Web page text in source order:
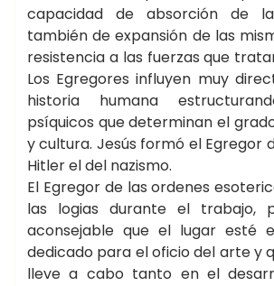
capacidad de absorción de
también de expansión de las
resistencia a las fuerzas que
Los Egregores influyen muy
historia humana
psíquicos que determinan el
y cultura. Jesús formó el Egregor
Hitler el del nazismo.
El Egregor de las ordenes
las logias durante el trabajo,
aconsejable que el lugar esté
dedicado para el oficio del arte y
lleve a cabo tanto en el